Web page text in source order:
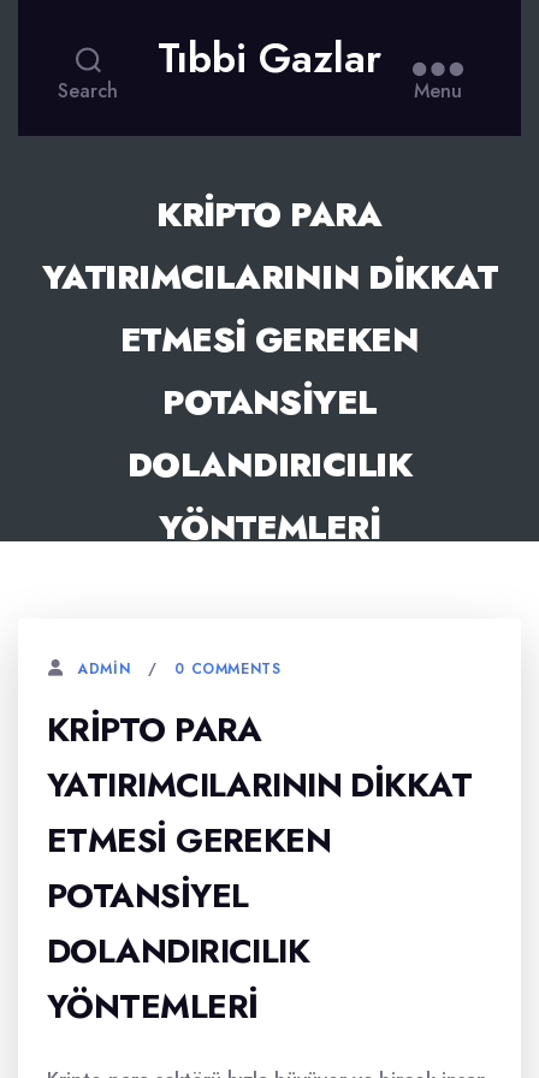
Search
Tıbbi Gazlar
Menu
KRIPTO PARA
YATIRIMCILARININ DIKKAT
ETMESI GEREKEN
POTANSIYEL
DOLANDIRICILIK
YÖNTEMLERI
ADMIN 0 COMMENTS
KRIPTO PARA
YATIRIMCILARININ DIKKAT
ETMESI GEREKEN
POTANSIYEL
DOLANDIRICILIK
YÖNTEMLERI